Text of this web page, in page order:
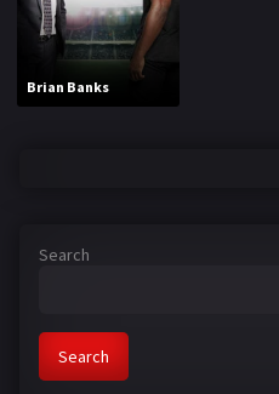
Brian Banks
Search
Search